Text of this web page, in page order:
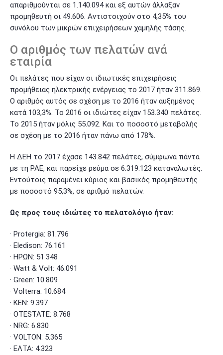
απαριθμούνται σε 1.140.094 και εξ αυτών άλλαξαν
προμηθευτή οι 49.606. Αντιστοιχούν στο 4,35% του
συνόλου των μικρών επιχειρήσεων χαμηλής τάσης.
Ο αριθμός των πελατών ανά
εταιρία
Οι πελάτες που είχαν οι ιδιωτικές επιχειρήσεις
προμήθειας ηλεκτρικής ενέργειας το 2017 ήταν 311.869.
Ο αριθμός αυτός σε σχέση με το 2016 ήταν αυξημένος
κατά 103,3%. Το 2016 οι ιδιώτες είχαν 153.340 πελάτες.
Το 2015 ήταν μόλις 55.092. Και το ποσοστό μεταβολής
σε σχέση με το 2016 ήταν πάνω από 178%.
Η ΔΕΗ το 2017 έχασε 143.842 πελάτες, σύμφωνα πάντα
με τη ΡΑΕ, και παρείχε ρεύμα σε 6.319.123 καταναλωτές.
Εντούτοις παραμένει κύριος και βασικός προμηθευτής
με ποσοστό 95,3%, σε αριθμό πελατών.
Ως προς τους ιδιώτες το πελατολόγιο ήταν:
· Protergia: 81.796
· Eledison: 76.161
· ΗΡΩΝ: 51.348
· Watt & Volt: 46.091
· Green: 10.809
· Volterra: 10.684
· ΚΕΝ: 9.397
· OTESTATE: 8.768
· NRG: 6.830
· VOLTON: 5.365
· ΕΛΤΑ: 4.323